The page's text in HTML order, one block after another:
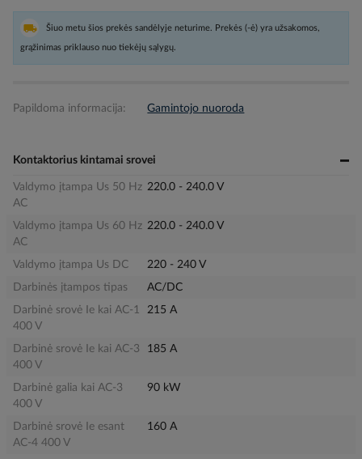
Šiuo metu šios prekės sandėlyje neturime. Prekės (-ė) yra užsakomos,
grąžinimas priklauso nuo tiekėjų sąlygų.
Papildoma informacija: Gamintojo nuoroda
Kontaktorius kintamai srovei
Valdymo įtampa Us 50 Hz
AC
220.0 - 240.0 V
Valdymo įtampa Us 60 Hz
AC
220.0 - 240.0 V
Valdymo įtampa Us DC
220 - 240 V
Darbinės įtampos tipas
AC/DC
Darbinė srovė Ie kai AC-1
400 V
215 A
Darbinė srovė Ie kai AC-3
400 V
185 A
Darbinė galia kai AC-3
400 V
90 kW
Darbinė srovė Ie esant
AC-4 400 V
160 A